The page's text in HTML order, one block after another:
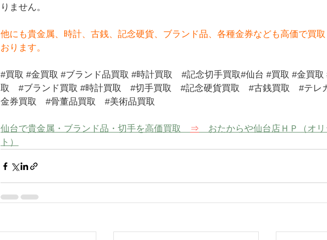
りません。
他にも貴金属、時計、古銭、記念硬貨、ブランド品、各種金券なども高価で買
おります。
#買取 #金買取 #ブランド品買取 #時計買取 #記念切手買取#仙台 #買取 #金買取
取
#ブランド買取 #時計買取 #切手買取 #記念硬貨買取 #古銭買取 #テレ
金券買取
#骨董品買取 #美術品買取
仙台で貴金属・ブランド品・切手を高価買取 ⇒ おたからや仙台店ＨＰ（オリ
ト）